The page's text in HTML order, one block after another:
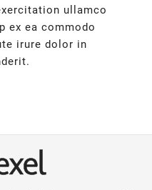
ullamco
ex ea commodo
irure dolor in